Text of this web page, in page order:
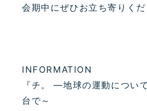
会期中にぜひお立ち寄りくだ
INFORMATION
『チ。 ―地球の運動につい
台で～